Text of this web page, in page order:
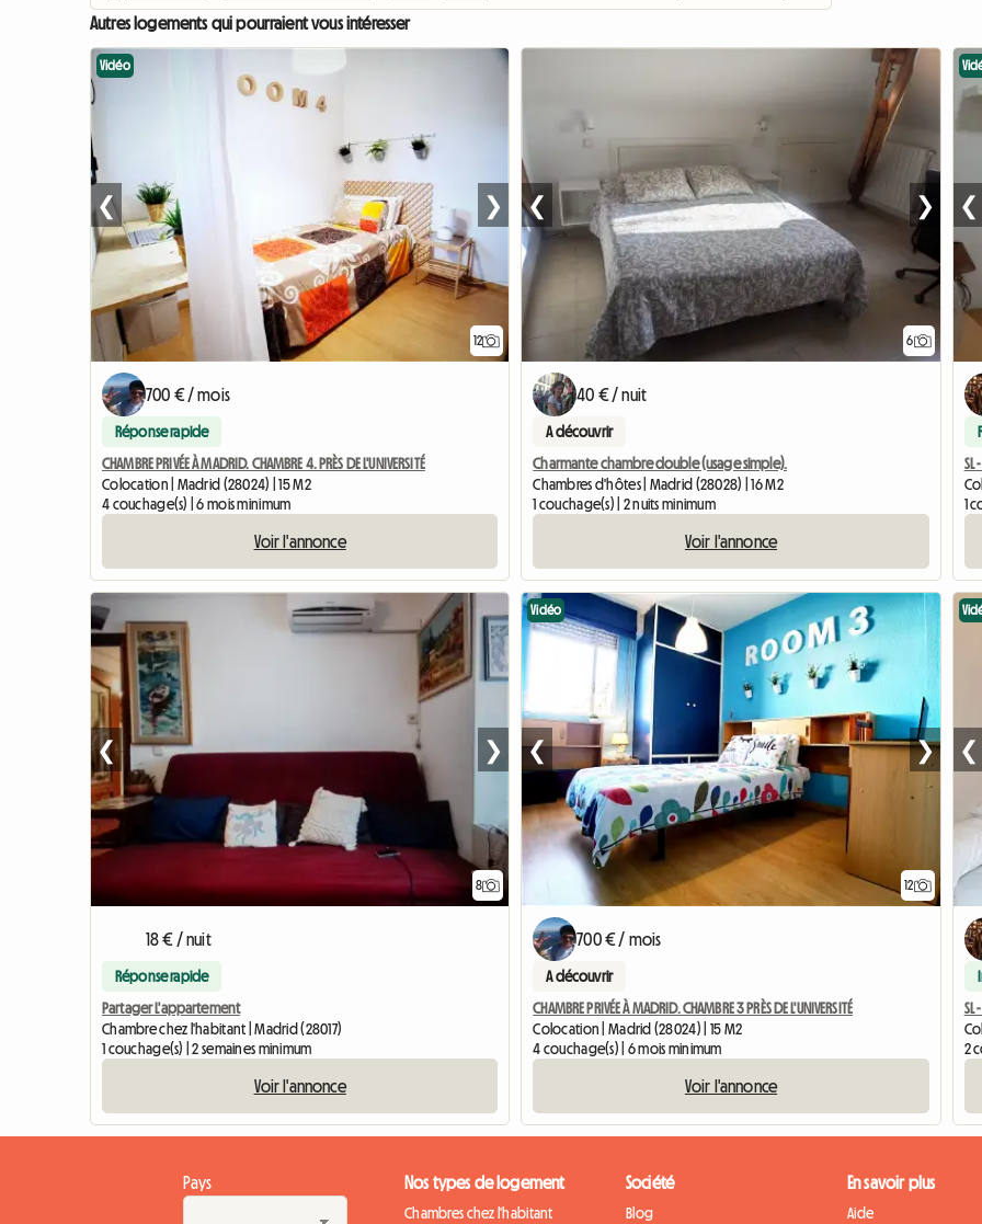
Autres logements qui pourraient vous intéresser
12
Vidéo
❮ ❯
700 € / mois
Réponse rapide
CHAMBRE PRIVÉE À MADRID. CHAMBRE 4. PRÈS DE L'UNIVERSITÉ
Colocation | Madrid (28024) | 15 M2
4 couchage(s) | 6 mois minimum
Voir l'annonce
6
❮ ❯
40 € / nuit
A découvrir
Charmante chambre double (usage simple).
Chambres d'hôtes | Madrid (28028) | 16 M2
1 couchage(s) | 2 nuits minimum
Voir l'annonce
❮
1
8
❮ ❯
18 € / nuit
Réponse rapide
Partager L'appartement
Chambre chez l'habitant | Madrid (28017)
1 couchage(s) | 2 semaines minimum
Voir l'annonce
12
Vidéo
❮ ❯
700 € / mois
A découvrir
CHAMBRE PRIVÉE À MADRID. CHAMBRE 3 PRÈS DE L'UNIVERSITÉ
Colocation | Madrid (28024) | 15 M2
4 couchage(s) | 6 mois minimum
Voir l'annonce
❮
2
Pays Nos types de logement
Chambres chez l'habitant
Société
Blog
En savoir plus
Aide